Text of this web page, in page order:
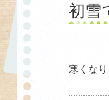
初雪
寒くな